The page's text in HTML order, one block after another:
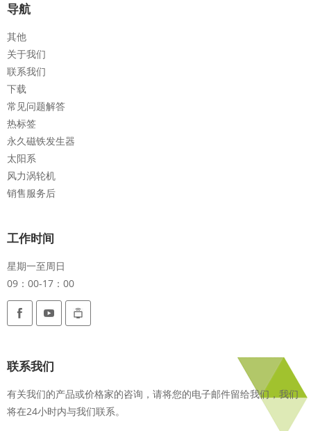
导航
其他
关于我们
联系我们
下载
常见问题解答
热标签
永久磁铁发生器
太阳系
风力涡轮机
销售服务后
工作时间
星期一至周日
09：00-17：00
联系我们
有关我们的产品或价格家的咨询，请将您的电子邮件留给我们，我们
将在24小时内与我们联系。